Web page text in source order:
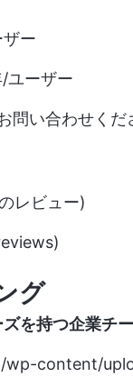
ー
ユーザー
問い合わせくだ
レビュー)
グ
を持つ企業チー
content/